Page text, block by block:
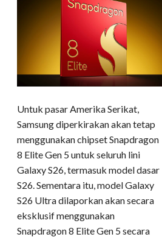
Untuk pasar Amerika Serikat,
Samsung diperkirakan akan tetap
menggunakan chipset Snapdragon
8 Elite Gen 5 untuk seluruh lini
Galaxy S26, termasuk model dasar
S26. Sementara itu, model Galaxy
S26 Ultra dilaporkan akan secara
eksklusif menggunakan
Snapdragon 8 Elite Gen 5 secara